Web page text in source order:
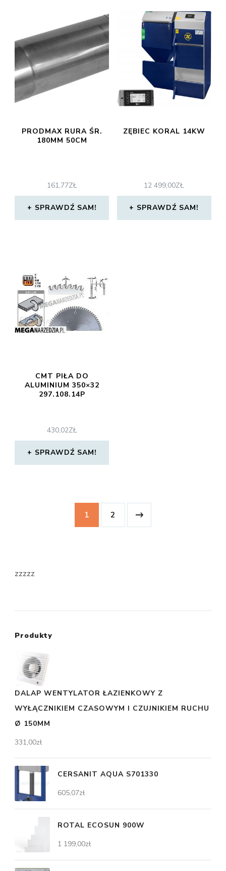
PRODMAX RURA ŚR.
180MM 50CM
161,77ZŁ
SPRAWDŹ SAM!
ZĘBIEC KORAL 14KW
12 499,00ZŁ
SPRAWDŹ SAM!
CMT PIŁA DO
ALUMINIUM 350×32
297.108.14P
430,02ZŁ
SPRAWDŹ SAM!
1 2
zzzzz
Produkty
DALAP WENTYLATOR ŁAZIENKOWY Z
WYŁĄCZNIKIEM CZASOWYM I CZUJNIKIEM RUCHU
Ø 150MM
331,00zł
CERSANIT AQUA S701330
605,07zł
ROTAL ECOSUN 900W
1 199,00zł